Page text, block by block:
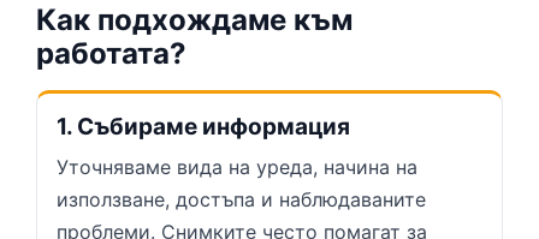
Как подхождаме към
работата?
1. Събираме информация
Уточняваме вида на уреда, начина на
използване, достъпа и наблюдаваните
проблеми. Снимките често помагат за